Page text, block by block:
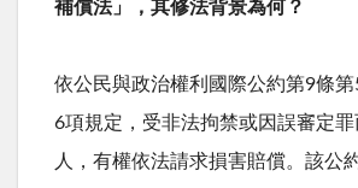
補償法」，其修法背景為何？
依公民與政治權利國際公約第9條
6項規定，受非法拘禁或因誤審定罪
人，有權依法請求損害賠償。該公